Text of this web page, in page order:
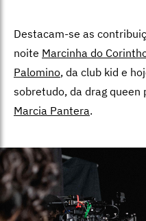
Destacam-se as
noite Marcinha do
Palomino, da club kid e
sobretudo, da drag
Marcia Pantera.